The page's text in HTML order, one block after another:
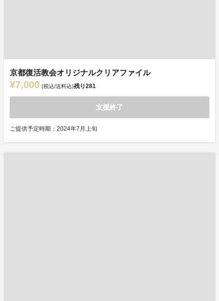
京都復活教会オリジナルクリアファイル
¥7,000 (税込/送料込)残り281
支援終了
ご提供予定時期：2024年7月上旬